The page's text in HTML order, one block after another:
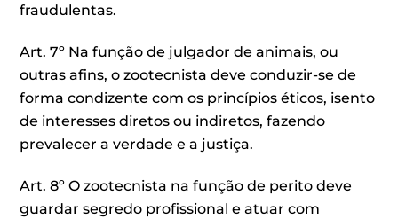
fraudulentas.
Art. 7º Na função de julgador de animais, ou
outras afins, o zootecnista deve conduzir-se de
forma condizente com os princípios éticos, isento
de interesses diretos ou indiretos, fazendo
prevalecer a verdade e a justiça.
Art. 8º O zootecnista na função de perito deve
guardar segredo profissional e atuar com